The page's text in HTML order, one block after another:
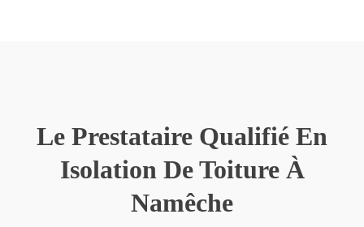
Le Prestataire Qualifié En
Isolation De Toiture À
Namêche